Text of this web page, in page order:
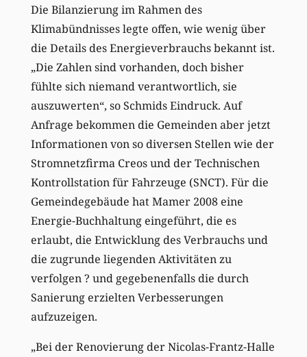
Die Bilanzierung im Rahmen des
Klimabündnisses legte offen, wie wenig über
die Details des Energieverbrauchs bekannt ist.
„Die Zahlen sind vorhanden, doch bisher
fühlte sich niemand verantwortlich, sie
auszuwerten“, so Schmids Eindruck. Auf
Anfrage bekommen die Gemeinden aber jetzt
Informationen von so diversen Stellen wie der
Stromnetzfirma Creos und der Technischen
Kontrollstation für Fahrzeuge (SNCT). Für die
Gemeindegebäude hat Mamer 2008 eine
Energie-Buchhaltung eingeführt, die es
erlaubt, die Entwicklung des Verbrauchs und
die zugrunde liegenden Aktivitäten zu
verfolgen ? und gegebenenfalls die durch
Sanierung erzielten Verbesserungen
aufzuzeigen.
„Bei der Renovierung der Nicolas-Frantz-Halle